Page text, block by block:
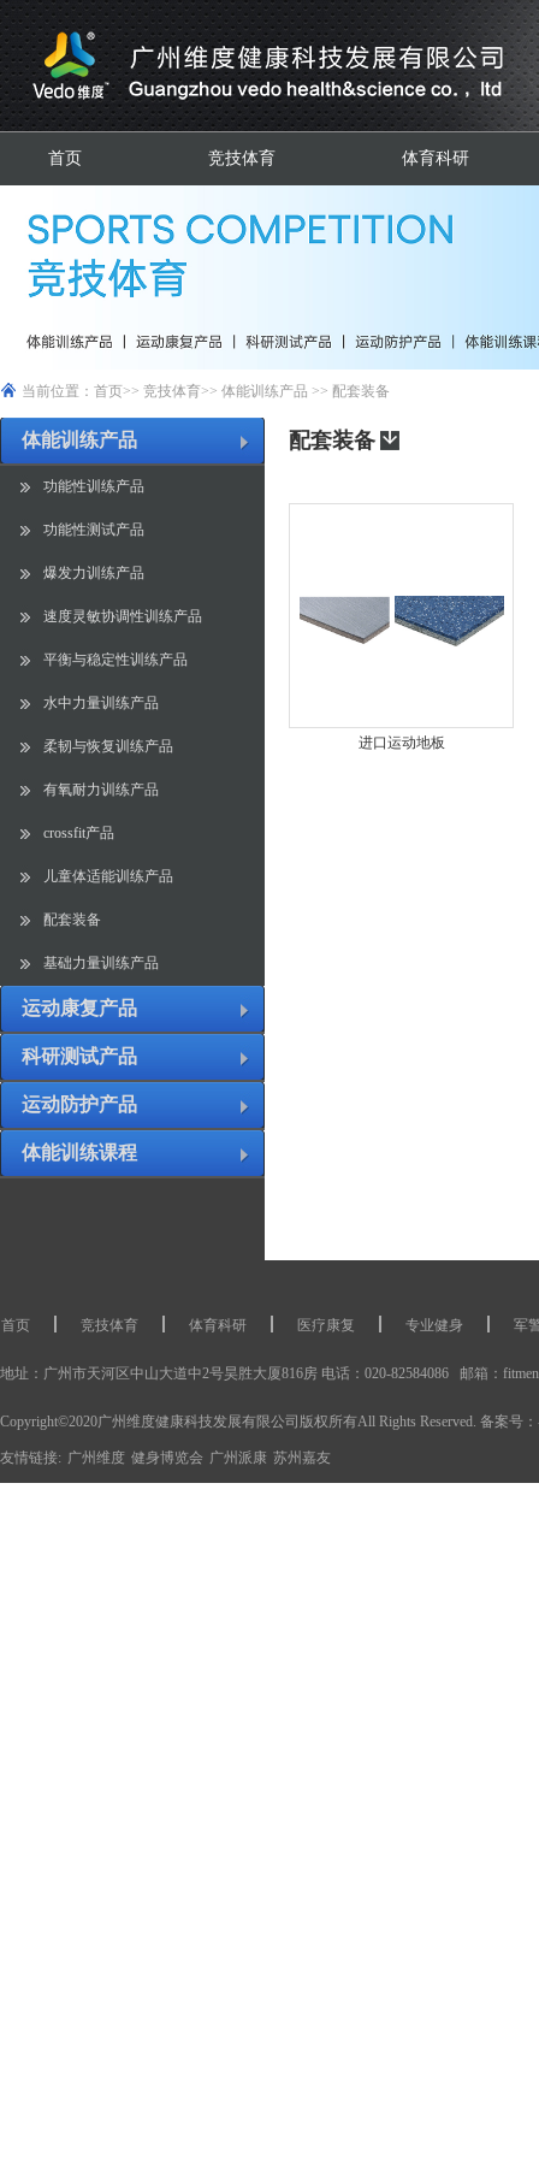
首页 竞技体育 体育科研
当前位置： 首页>> 竞技体育>> 体能训练产品 >> 配套装备
体能训练产品
功能性训练产品
功能性测试产品
爆发力训练产品
速度灵敏协调性训练产品
平衡与稳定性训练产品
水中力量训练产品
柔韧与恢复训练产品
有氧耐力训练产品
crossfit产品
儿童体适能训练产品
配套装备
基础力量训练产品
运动康复产品
科研测试产品
运动防护产品
体能训练课程
配套装备
进口运动地板
首页 竞技体育 体育科研 医疗康复 专业健身
军
地址：广州市天河区中山大道中2号昊胜大厦816房 电话：020-82584086 邮箱：
Copyright©2020广州维度健康科技发展有限公司版权所有All Rights Reserved. 备案号：
友情链接: 广州维度 健身博览会 广州派康 苏州嘉友